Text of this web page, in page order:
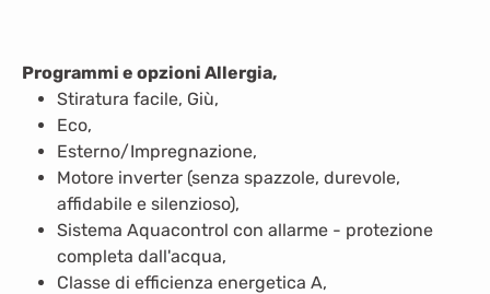
Programmi e opzioni Allergia,
Stiratura facile, Giù,
Eco,
Esterno/Impregnazione,
Motore inverter (senza spazzole, durevole,
affidabile e silenzioso),
Sistema Aquacontrol con allarme - protezione
completa dall'acqua,
Classe di efficienza energetica A,